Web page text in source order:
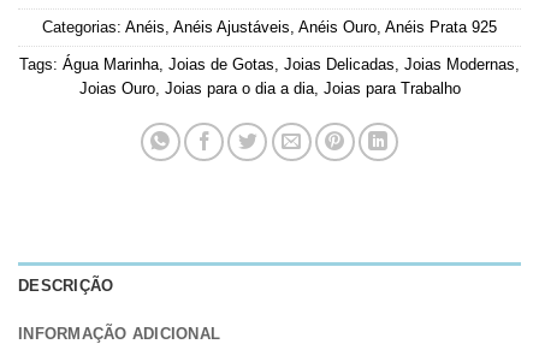
Categorias: Anéis Anéis Ajustáveis Anéis Ouro Anéis Prata 925
Tags: Água Marinha Joias de Gotas Joias Delicadas Joias Modernas
Joias Ouro, Joias para o dia a dia, Joias para Trabalho
DESCRIÇÃO
INFORMAÇÃO ADICIONAL